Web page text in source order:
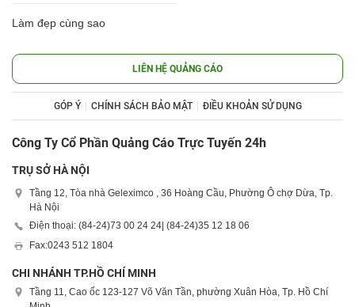
Làm đẹp cùng sao
LIÊN HỆ QUẢNG CÁO
GÓP Ý CHÍNH SÁCH BẢO MẬT ĐIỀU KHOẢN SỬ DỤNG
Công Ty Cổ Phần Quảng Cáo Trực Tuyến 24h
TRỤ SỞ HÀ NỘI
Tầng 12, Tòa nhà Geleximco , 36 Hoàng Cầu, Phường Ô chợ Dừa, Tp.
Hà Nội
Điện thoại: (84-24)73 00 24 24| (84-24)35 12 18 06
Fax:0243 512 1804
CHI NHÁNH TP.HỒ CHÍ MINH
Tầng 11, Cao ốc 123-127 Võ Văn Tần, phường Xuân Hòa, Tp. Hồ Chí